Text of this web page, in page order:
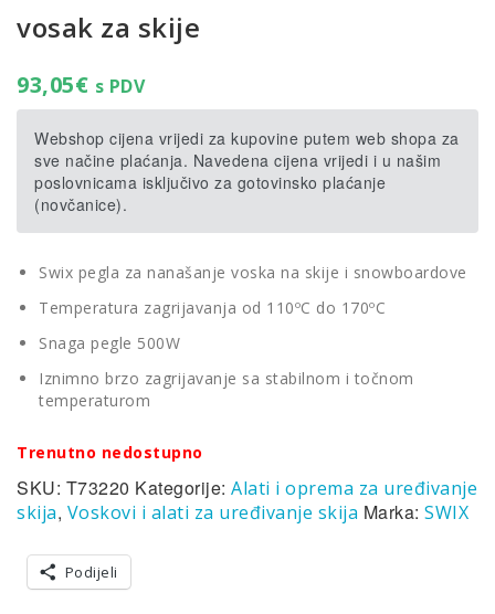
vosak za skije
93,05€ s PDV
Webshop cijena vrijedi za kupovine putem web shopa za
sve načine plaćanja. Navedena cijena vrijedi i u našim
poslovnicama isključivo za gotovinsko plaćanje
(novčanice).
Swix pegla za nanašanje voska na skije i snowboardove
Temperatura zagrijavanja od 110ºC do 170ºC
Snaga pegle 500W
Iznimno brzo zagrijavanje sa stabilnom i točnom
temperaturom
Trenutno nedostupno
SKU: T73220 Kategorije: Alati i oprema za uređivanje
skija, Voskovi i alati za uređivanje skija Marka: SWIX
Podijeli